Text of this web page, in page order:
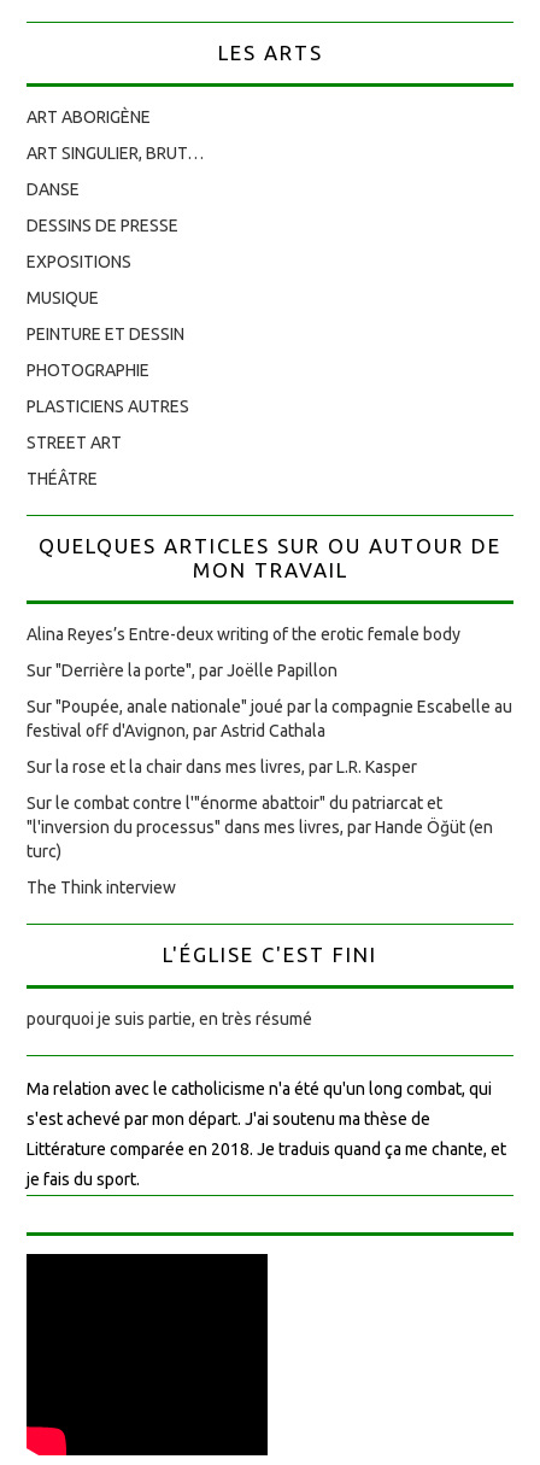
LES ARTS
ART ABORIGÈNE
ART SINGULIER, BRUT…
DANSE
DESSINS DE PRESSE
EXPOSITIONS
MUSIQUE
PEINTURE ET DESSIN
PHOTOGRAPHIE
PLASTICIENS AUTRES
STREET ART
THÉÂTRE
QUELQUES ARTICLES SUR OU AUTOUR DE
MON TRAVAIL
Alina Reyes’s Entre-deux writing of the erotic female body
Sur "Derrière la porte", par Joëlle Papillon
Sur "Poupée, anale nationale" joué par la compagnie Escabelle au
festival off d'Avignon, par Astrid Cathala
Sur la rose et la chair dans mes livres, par L.R. Kasper
Sur le combat contre l'"énorme abattoir" du patriarcat et
"l'inversion du processus" dans mes livres, par Hande Öğüt (en
turc)
The Think interview
L'ÉGLISE C'EST FINI
pourquoi je suis partie, en très résumé
Ma relation avec le catholicisme n'a été qu'un long combat, qui
s'est achevé par mon départ. J'ai soutenu ma thèse de
Littérature comparée en 2018. Je traduis quand ça me chante, et
je fais du sport.